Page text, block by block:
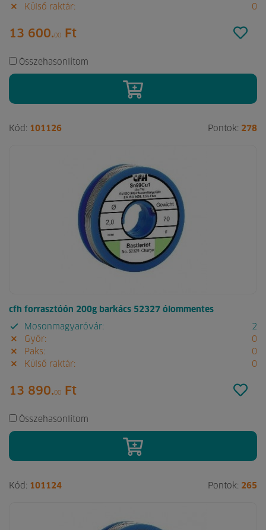
Külső raktár:
0
13 600.00 Ft
Összehasonlítom
Kód: 101126 Pontok: 278
cfh forrasztóón 200g barkács 52327 ólommentes
Mosonmagyaróvár:
2
Győr:
0
Paks:
0
Külső raktár:
0
13 890.00 Ft
Összehasonlítom
Kód: 101124 Pontok: 265